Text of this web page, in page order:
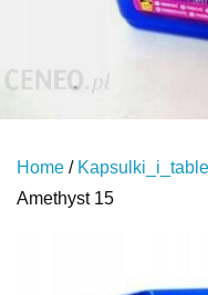
Home /
Amethyst 15